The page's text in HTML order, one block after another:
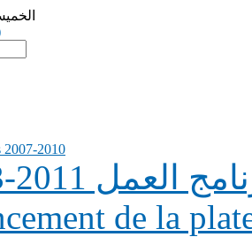
2007-2010
العمل 2011-2013
de la